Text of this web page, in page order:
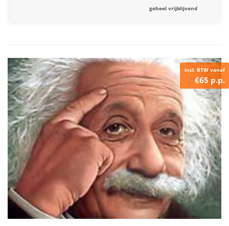
geheel vrijblijvend
incl. BTW vanaf
€65 p.p.